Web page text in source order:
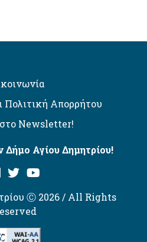
Πολιτική Απορρήτου
Newsletter!
Δήμο Αγίου Δημητρίου!
Ⓒ 2026 / All Rights